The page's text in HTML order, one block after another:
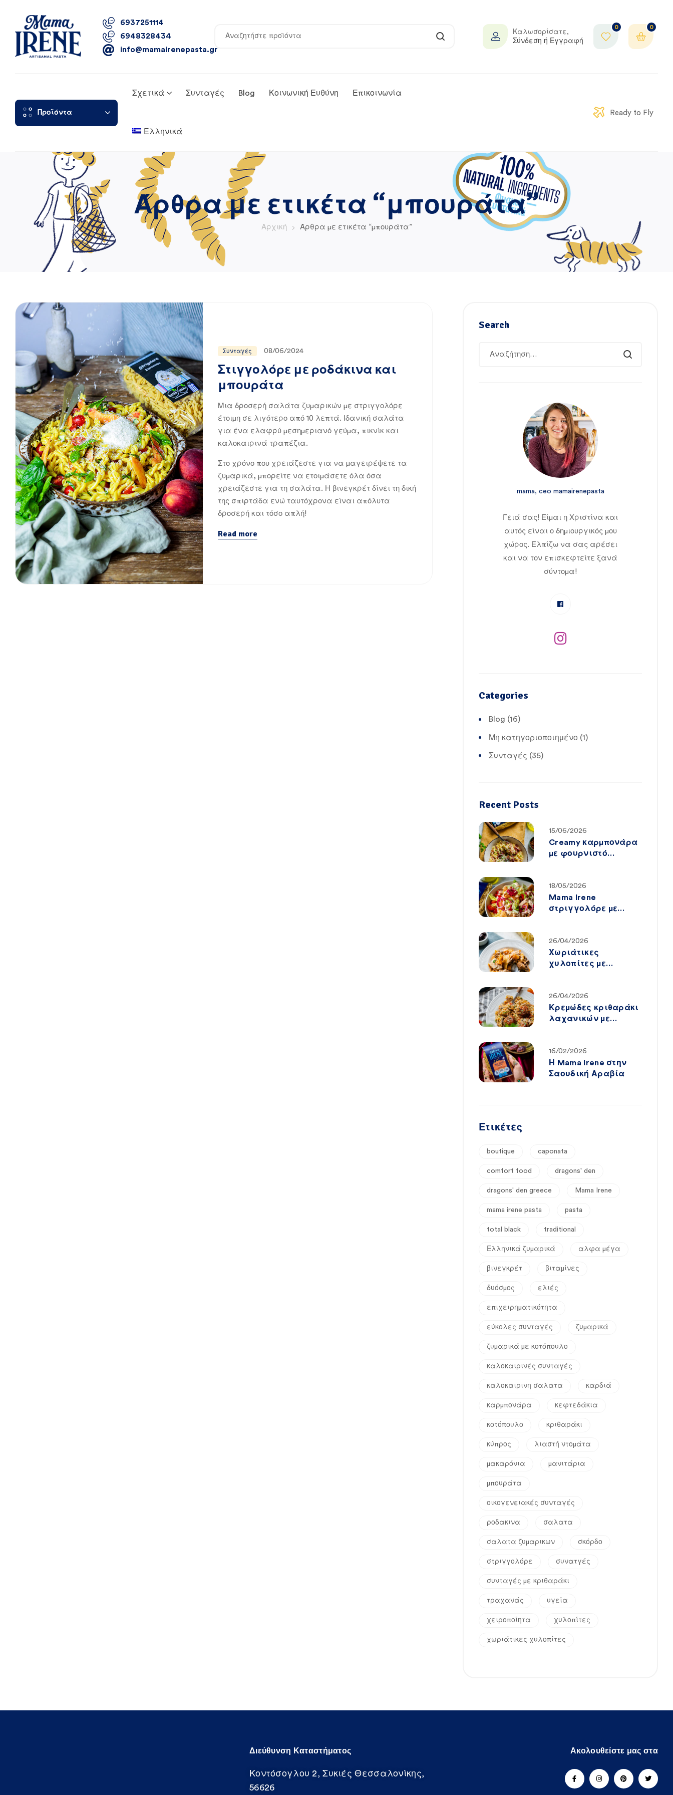
6937251114
6948328434
info@mamairenepasta.gr
Καλωσορίσατε,
Σύνδεση ή Εγγραφή
0 0
Προϊόντα
Σχετικά Συνταγές Blog Κοινωνική Ευθύνη Επικοινωνία
Ελληνικά
Ready to Fly
Άρθρα με ετικέτα “μπουράτα”
Αρχική Άρθρα με ετικέτα “μπουράτα”
Συνταγές 08/06/2024
Στιγγολόρε με ροδάκινα και
μπουράτα
Μια δροσερή σαλάτα ζυμαρικών με στριγγολόρε
έτοιμη σε λιγότερο από 10 λεπτά. Ιδανική σαλάτα
για ένα ελαφρύ μεσημεριανό γεύμα, πικνίκ και
καλοκαιρινά τραπέζια.
Στο χρόνο που χρειάζεστε για να μαγειρέψετε τα
ζυμαρικά, μπορείτε να ετοιμάσετε όλα όσα
χρειάζεστε για τη σαλάτα. Η βινεγκρέτ δίνει τη δική
της σπιρτάδα ενώ ταυτόχρονα είναι απόλυτα
δροσερή και τόσο απλή!
Read more
Search
mama, ceo mamairenepasta
Γειά σας! Είμαι η Χριστίνα και
αυτός είναι ο δημιουργικός μου
χώρος. Ελπίζω να σας αρέσει
και να τον επισκεφτείτε ξανά
σύντομα!
Categories
Blog (16)
Μη κατηγοριοποιημένο (1)
Συνταγές (35)
Recent Posts
15/06/2026
Creamy καρμπονάρα
με φουρνιστό
18/05/2026
Mama Irene
στριγγολόρε με
26/04/2026
Χωριάτικες
χυλοπίτες με
ντομάτα
26/04/2026
Κρεμώδες κριθαράκι
λαχανικών με
16/02/2026
Η Mama Irene στην
Σαουδική Αραβία
Ετικέτες
boutique caponata
comfort food dragons' den
dragons' den greece Mama Irene
mama irene pasta pasta
total black traditional
Ελληνικά ζυμαρικά αλφα μέγα
βινεγκρέτ βιταμίνες
δυόσμος ελιές
επιχειρηματικότητα
εύκολες συνταγές ζυμαρικά
ζυμαρικά με κοτόπουλο
καλοκαιρινές συνταγές
καλοκαιρινη σαλατα καρδιά
καρμπονάρα κεφτεδάκια
κοτόπουλο κριθαράκι
κύπρος λιαστή ντομάτα
μακαρόνια μανιτάρια
μπουράτα
οικογενειακές συνταγές
ροδακινα σαλατα
σαλατα ζυμαρικων σκόρδο
στριγγολόρε συνατγές
συνταγές με κριθαράκι
τραχανάς υγεία
χειροποίητα χυλοπίτες
χωριάτικες χυλοπίτες
Διεύθυνση Καταστήματος
Κοντόσογλου 2, Συκιές Θεσσαλονίκης,
56626
Ακολουθείστε μας στα